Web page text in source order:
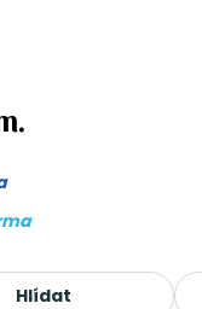
Hlídat